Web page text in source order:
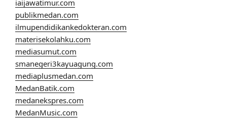
iaijawatimur.com
publikmedan.com
ilmupendidikankedokteran.com
materisekolahku.com
mediasumut.com
smanegeri3kayuagung.com
mediaplusmedan.com
MedanBatik.com
medanekspres.com
MedanMusic.com